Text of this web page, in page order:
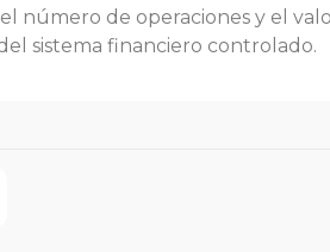
número de operaciones y el
sistema financiero controlado.